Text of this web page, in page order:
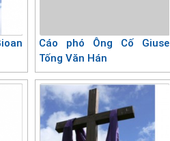
Cáo phó Ông Cố Giuse
Tống Văn Hán